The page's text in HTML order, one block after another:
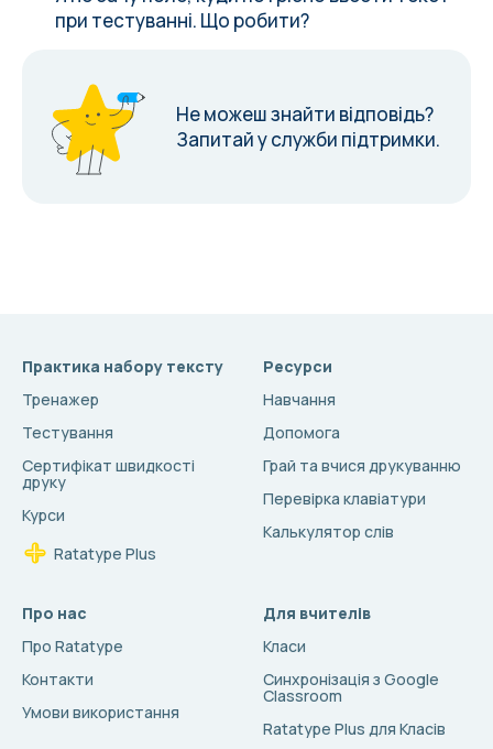
при тестуванні. Що робити?
Не можеш знайти відповідь?
Запитай у служби підтримки.
Практика набору тексту
Тренажер
Тестування
Сертифікат швидкості
друку
Курси
Ratatype Plus
Ресурси
Навчання
Допомога
Грай та вчися друкуванню
Перевірка клавіатури
Калькулятор слів
Про нас
Про Ratatype
Контакти
Умови використання
Для вчителів
Класи
Синхронізація з Google
Classroom
Ratatype Plus для Класів